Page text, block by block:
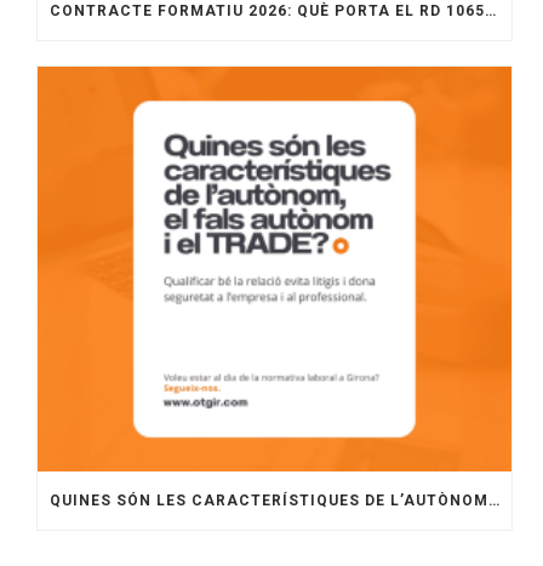
CONTRACTE FORMATIU 2026: QUÈ PORTA EL RD 1065/2025 I COM APLICAR-LO A L’EMPRESA
QUINES SÓN LES CARACTERÍSTIQUES DE L’AUTÒNOM, EL FALS AUTÒNOM I EL TRADE?